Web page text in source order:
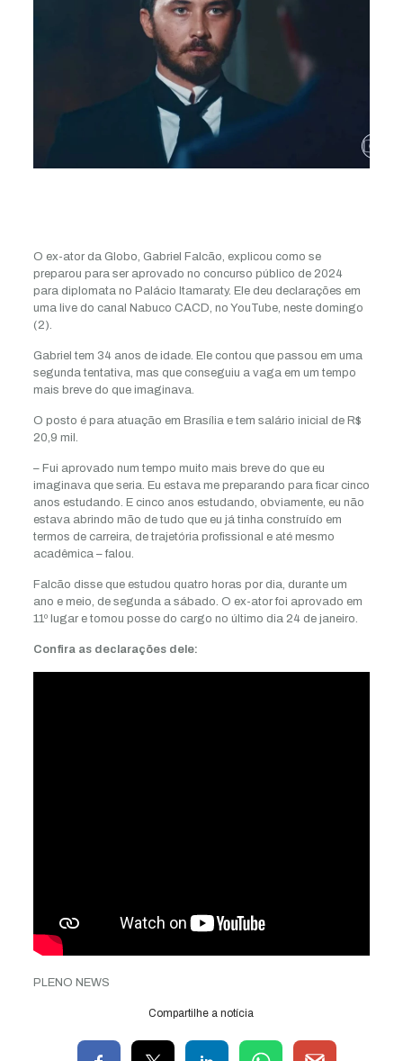
O ex-ator da Globo, Gabriel Falcão, explicou como se
preparou para ser aprovado no concurso público de 2024
para diplomata no Palácio Itamaraty. Ele deu declarações em
uma live do canal Nabuco CACD, no YouTube, neste domingo
(2).
Gabriel tem 34 anos de idade. Ele contou que passou em uma
segunda tentativa, mas que conseguiu a vaga em um tempo
mais breve do que imaginava.
O posto é para atuação em Brasília e tem salário inicial de R$
20,9 mil.
– Fui aprovado num tempo muito mais breve do que eu
imaginava que seria. Eu estava me preparando para ficar cinco
anos estudando. E cinco anos estudando, obviamente, eu não
estava abrindo mão de tudo que eu já tinha construído em
termos de carreira, de trajetória profissional e até mesmo
acadêmica – falou.
Falcão disse que estudou quatro horas por dia, durante um
ano e meio, de segunda a sábado. O ex-ator foi aprovado em
11º lugar e tomou posse do cargo no último dia 24 de janeiro.
Confira as declarações dele:
PLENO NEWS
Compartilhe a notícia